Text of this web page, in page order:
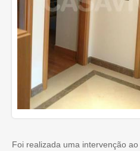
Foi realizada uma intervenção